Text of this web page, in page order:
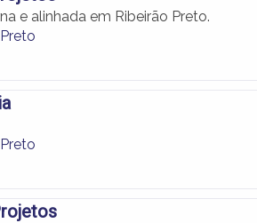
e alinhada em Ribeirão Preto.